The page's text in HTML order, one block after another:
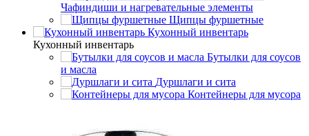
Чафиндиши и нагревательные элементы
Щипцы фуршетные
Кухонный инвентарь
Кухонный инвентарь
Бутылки для соусов
и масла
Дуршлаги и сита
Контейнеры для мусора